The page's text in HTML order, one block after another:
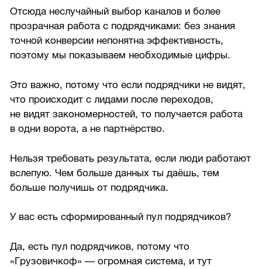
Отсюда неслучайный выбор каналов и более
прозрачная работа с подрядчиками: без знания
точной конверсии непонятна эффективность,
поэтому мы показываем необходимые цифры.
Это важно, потому что если подрядчики не видят,
что происходит с лидами после переходов,
не видят закономерностей, то получается работа
в одни ворота, а не партнёрство.
Нельзя требовать результата, если люди работают
вслепую. Чем больше данных ты даёшь, тем
больше получишь от подрядчика.
У вас есть сформированный пул подрядчиков?
Да, есть пул подрядчиков, потому что
«Грузовичкоф» — огромная система, и тут